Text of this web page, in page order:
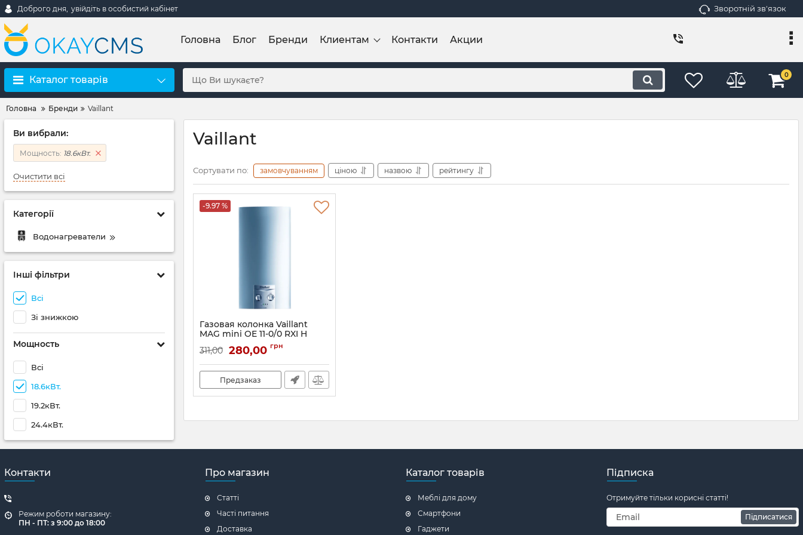
Доброго дня, увійдіть в особистий кабінет Зворотній зв'язок
Головна Блог Бренди Клиентам Контакти Акции
Каталог товарів 0
Головна Бренди Vaillant
Ви вибрали:
Мощность: 18.6кВт.
Очистити всі
Категорії
Водонагреватели
Інші фільтри
Всі
Зі знижкою
Мощность
Всі
18.6кВт.
19.2кВт.
24.4кВт.
Vaillant
Сортувати по: замовчуванням ціною назвою рейтингу
-9.97 %
Газовая колонка Vaillant
MAG mini OE 11-0/0 RXI H
(электро розжиг)
Артикул: 311260
311,00 280,00 грн
Предзаказ
Контакти
Режим роботи магазину:
ПН - ПТ: з 9:00 до 18:00
Про магазин
Статті
Часті питання
Доставка
Каталог товарів
Меблі для дому
Смартфони
Гаджети
Підписка
Отримуйте тільки корисні статті!
Підписатися